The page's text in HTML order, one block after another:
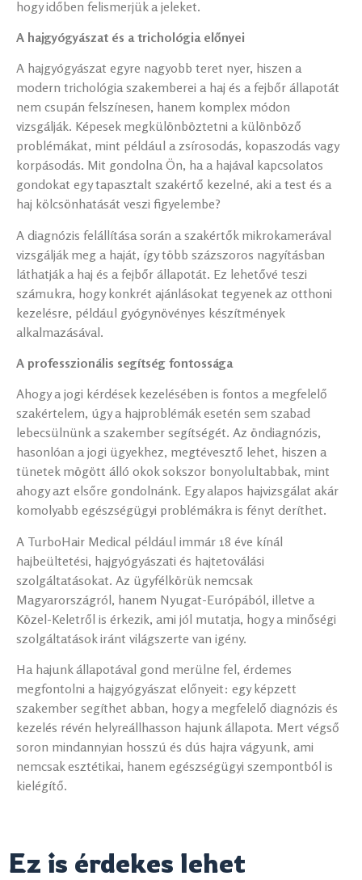
hogy időben felismerjük a jeleket.
A hajgyógyászat és a trichológia előnyei
A hajgyógyászat egyre nagyobb teret nyer, hiszen a
modern trichológia szakemberei a haj és a fejbőr állapotát
nem csupán felszínesen, hanem komplex módon
vizsgálják. Képesek megkülönböztetni a különböző
problémákat, mint például a zsírosodás, kopaszodás vagy
korpásodás. Mit gondolna Ön, ha a hajával kapcsolatos
gondokat egy tapasztalt szakértő kezelné, aki a test és a
haj kölcsönhatását veszi figyelembe?
A diagnózis felállítása során a szakértők mikrokamerával
vizsgálják meg a haját, így több százszoros nagyításban
láthatják a haj és a fejbőr állapotát. Ez lehetővé teszi
számukra, hogy konkrét ajánlásokat tegyenek az otthoni
kezelésre, például gyógynövényes készítmények
alkalmazásával.
A professzionális segítség fontossága
Ahogy a jogi kérdések kezelésében is fontos a megfelelő
szakértelem, úgy a hajproblémák esetén sem szabad
lebecsülnünk a szakember segítségét. Az öndiagnózis,
hasonlóan a jogi ügyekhez, megtévesztő lehet, hiszen a
tünetek mögött álló okok sokszor bonyolultabbak, mint
ahogy azt elsőre gondolnánk. Egy alapos hajvizsgálat akár
komolyabb egészségügyi problémákra is fényt deríthet.
A TurboHair Medical például immár 18 éve kínál
hajbeültetési, hajgyógyászati és hajtetoválási
szolgáltatásokat. Az ügyfélkörük nemcsak
Magyarországról, hanem Nyugat-Európából, illetve a
Közel-Keletről is érkezik, ami jól mutatja, hogy a minőségi
szolgáltatások iránt világszerte van igény.
Ha hajunk állapotával gond merülne fel, érdemes
megfontolni a hajgyógyászat előnyeit: egy képzett
szakember segíthet abban, hogy a megfelelő diagnózis és
kezelés révén helyreállhasson hajunk állapota. Mert végső
soron mindannyian hosszú és dús hajra vágyunk, ami
nemcsak esztétikai, hanem egészségügyi szempontból is
kielégítő.
Ez is érdekes lehet